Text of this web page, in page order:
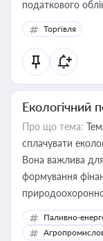
податкового
Торгівля
Екологічний
Про що тема:
сплачувати
Вона важлива
формування
Паливно-